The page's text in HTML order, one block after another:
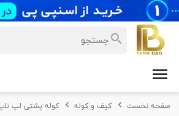
صفحه نخست کیف و کوله
کوله پشتی لپ تاپ